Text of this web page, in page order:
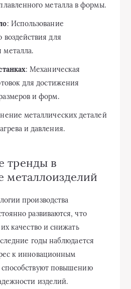
металла в формы.
: Использование
воздействия для
: Механическая
для достижения
и форм.
металлических деталей
и давления.
тренды в
металлоизделий
производства
развиваются, что
качество и снижать
годы наблюдается
к инновационным
повышению
изделий.